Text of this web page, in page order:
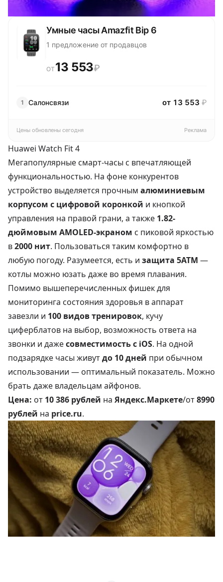
Умные часы Amazfit Bip 6
1 предложение от продавцов
ОТ 13 553₽
1 Салонсвязи от 13 553 ₽
Цены обновлены сегодня Реклама
Huawei Watch Fit 4
Мегапопулярные смарт-часы с впечатляющей
функциональностью. На фоне конкурентов
устройство выделяется прочным алюминиевым
корпусом с цифровой коронкой и кнопкой
управления на правой грани, а также 1.82-
дюймовым AMOLED-экраном с пиковой яркостью
в2000 нит. Пользоваться таким комфортно в
любую погоду. Разумеется, есть и защита 5ATM —
котлы можно юзать даже во время плавания.
Помимо вышеперечисленных фишек для
мониторинга состояния здоровья в аппарат
завезли и 100 видов тренировок, кучу
циферблатов на выбор, возможность ответа на
звонки и дажесовместимость с iOS. На одной
подзарядке часы живутдо 10 дней при обычном
использовании — оптимальный показатель. Можно
брать даже владельцам айфонов.
Цена: от 10 386 рублей на Яндекс.Маркете/от8990
рублей на price.ru.